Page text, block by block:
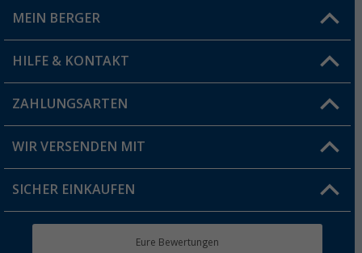
Filiale finden
MEIN BERGER
Vorteilskarte
Blog
Jobs & Karriere
HILFE & KONTAKT
FAQ & Kontakt
Versandinformationen
Rücksendung
ZAHLUNGSARTEN
WIR VERSENDEN MIT
SICHER EINKAUFEN
Eure Bewertungen